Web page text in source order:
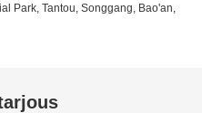
Park, Tantou, Songgang, Bao'an,